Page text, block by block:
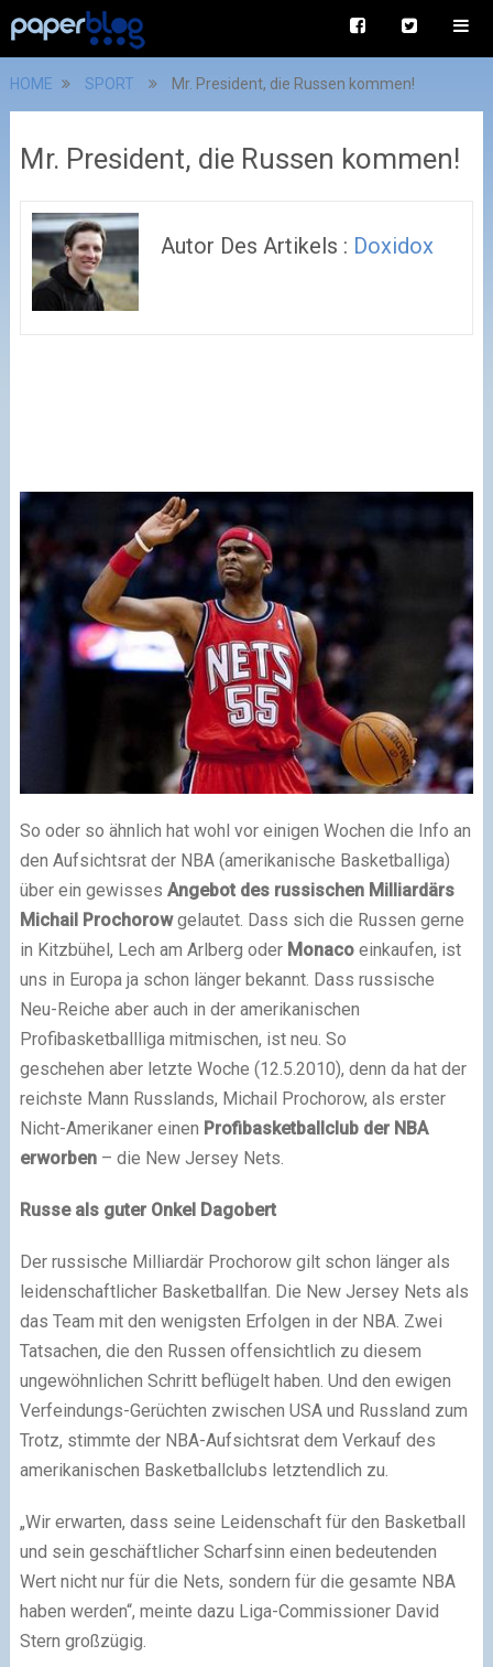
HOME SPORT Mr. President, die Russen kommen!
Mr. President, die Russen kommen!
Autor Des Artikels : Doxidox
So oder so ähnlich hat wohl vor einigen Wochen die Info an
den Aufsichtsrat der NBA (amerikanische Basketballiga)
über ein gewisses Angebot des russischen Milliardärs
Michail Prochorowgelautet. Dass sich die Russen gerne
in Kitzbühel, Lech am Arlberg oder Monacoeinkaufen, ist
uns in Europa ja schon länger bekannt. Dass russische
Neu-Reiche aber auch in der amerikanischen
Profibasketballliga mitmischen, ist neu. So
geschehen aber letzte Woche (12.5.2010), denn da hat der
reichste Mann Russlands, Michail Prochorow, als erster
Nicht-Amerikaner einen Profibasketballclub der NBA
erworben– die New Jersey Nets.
Russe als guter Onkel Dagobert
Der russische Milliardär Prochorow gilt schon länger als
leidenschaftlicher Basketballfan. Die New Jersey Nets als
das Team mit den wenigsten Erfolgen in der NBA. Zwei
Tatsachen, die den Russen offensichtlich zu diesem
ungewöhnlichen Schritt beflügelt haben. Und den ewigen
Verfeindungs-Gerüchten zwischen USA und Russland zum
Trotz, stimmte der NBA-Aufsichtsrat dem Verkauf des
amerikanischen Basketballclubs letztendlich zu.
„Wir erwarten, dass seine Leidenschaft für den Basketball
und sein geschäftlicher Scharfsinn einen bedeutenden
Wert nicht nur für die Nets, sondern für die gesamte NBA
haben werden“, meinte dazu Liga-Commissioner David
Stern großzügig.